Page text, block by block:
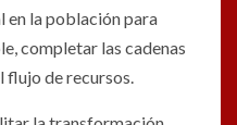
la población para
completar las cadenas
de recursos.